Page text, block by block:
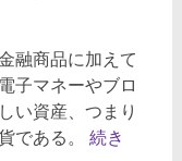
融商品に加えて
子マネーやブロ
い資産、つまり
である。 続き